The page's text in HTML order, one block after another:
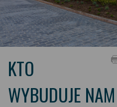
KTO
WYBUDUJE